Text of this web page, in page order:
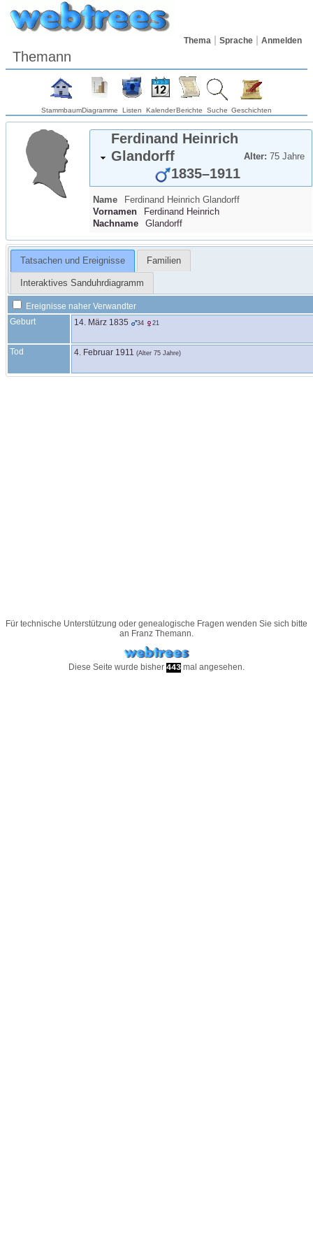
Thema Sprache Anmelden
Themann
StammbaumDiagramme Listen KalenderBerichte Suche Geschichten
Ferdinand Heinrich
Glandorff
Alter: 75 Jahre
1835–1911
Name Ferdinand Heinrich Glandorff
Vornamen
Ferdinand Heinrich
Nachname
Glandorff
Tatsachen und Ereignisse Familien
Interaktives Sanduhrdiagramm
Ereignisse naher Verwandter
Geburt
14. März 1835 34 21
Tod 4. Februar 1911 (Alter 75 Jahre)
Für technische Unterstützung oder genealogische Fragen wenden Sie sich bitte
an Franz Themann.
Diese Seite wurde bisher 443 mal angesehen.